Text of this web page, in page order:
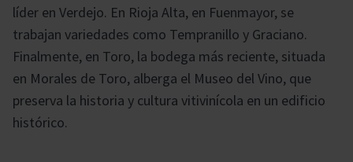
líder en Verdejo. En Rioja Alta, en Fuenmayor, se
trabajan variedades como Tempranillo y Graciano.
Finalmente, en Toro, la bodega más reciente, situada
en Morales de Toro, alberga el Museo del Vino, que
preserva la historia y cultura vitivinícola en un edificio
histórico.